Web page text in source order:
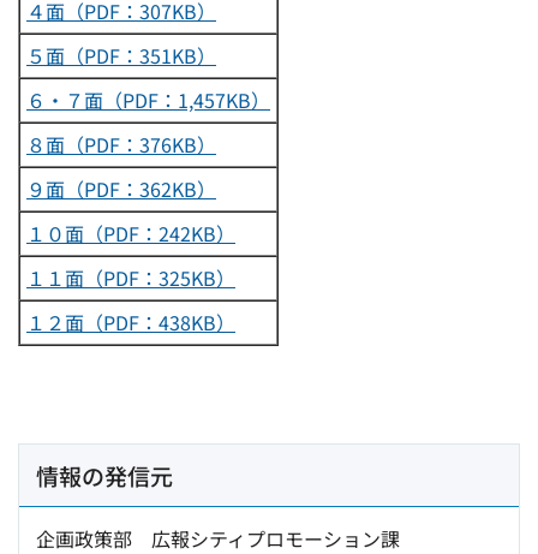
４面（PDF：307KB）
５面（PDF：351KB）
６・７面（PDF：1,457KB）
８面（PDF：376KB）
９面（PDF：362KB）
１０面（PDF：242KB）
１１面（PDF：325KB）
１２面（PDF：438KB）
情報の発信元
企画政策部 広報シティプロモーション課